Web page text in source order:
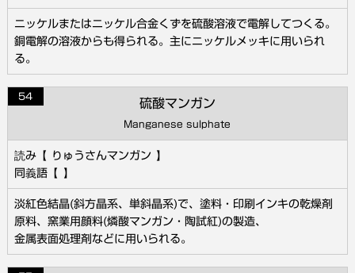
ニッケルまたはニッケル合金くずを硫酸溶液で電解してつくる。
銅電解の溶液からも得られる。主にニッケルメッキに用いられ
る。
54
硫酸マンガン
Manganese sulphate
りゅうさんマンガン
淡紅色結晶(斜方晶系、単斜晶系)で、塗料・印刷インキの乾燥剤
原料、窯業用顔料(燐酸マンガン・陶試紅)の製造、
金属表面処理剤などに用いられる。